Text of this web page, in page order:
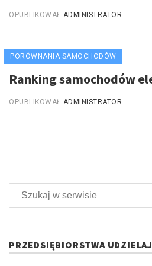
OPUBLIKOWAŁ ADMINISTRATOR
PORÓWNANIA SAMOCHODÓW
Ranking samochodów
OPUBLIKOWAŁ ADMINISTRATOR
PRZEDSIĘBIORSTWA